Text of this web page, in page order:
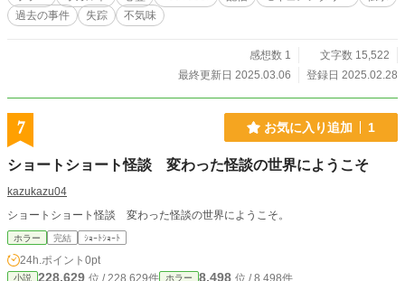
過去の事件
失踪 不気味
感想数 1
文字数 15,522
最終更新日 2025.03.06
登録日 2025.02.28
7 お気に入り追加 1
ショートショート怪談 変わった怪談の世界にようこそ
kazukazu04
ショートショート怪談 変わった怪談の世界にようこそ。
ホラー 完結 ｼｮｰﾄｼｮｰﾄ
24h.ポイント 0pt
小説 228,629 位 / 228,629件 ホラー 8,498 位 / 8,498件